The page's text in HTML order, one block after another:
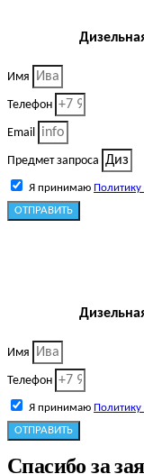
Имя
Телефон
Email
Предмет запроса
Я принимаю
ОТПРАВИТЬ
Имя
Телефон
Я принимаю
ОТПРАВИТЬ
Спасибо за